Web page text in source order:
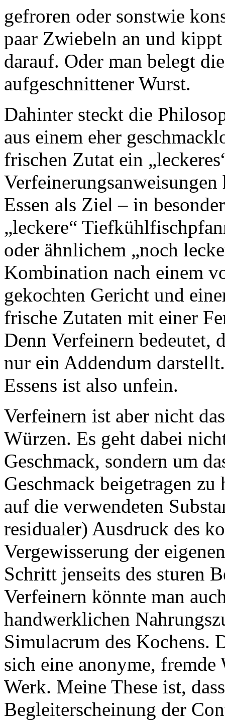
gefroren oder sonstwie
paar Zwiebeln an und
darauf. Oder man belegt
aufgeschnittener Wurst.
Dahinter steckt die
aus einem eher
frischen Zutat ein
Essen als Ziel – in
„leckere“
oder ähnlichem „noch
Kombination nach einem
gekochten Gericht und
frische Zutaten mit einer
Denn Verfeinern bedeutet,
nur ein Addendum
Essens ist also unfein.
Verfeinern ist aber nicht
Würzen. Es geht dabei
Geschmack, sondern um
Geschmack beigetragen
auf die verwendeten
residualer) Ausdruck des
Vergewisserung der
Schritt jenseits des sturen
Verfeinern könnte man
handwerklichen
Simulacrum des Kochens.
sich eine anonyme, fremde
Werk. Meine These ist,
Begleiterscheinung der